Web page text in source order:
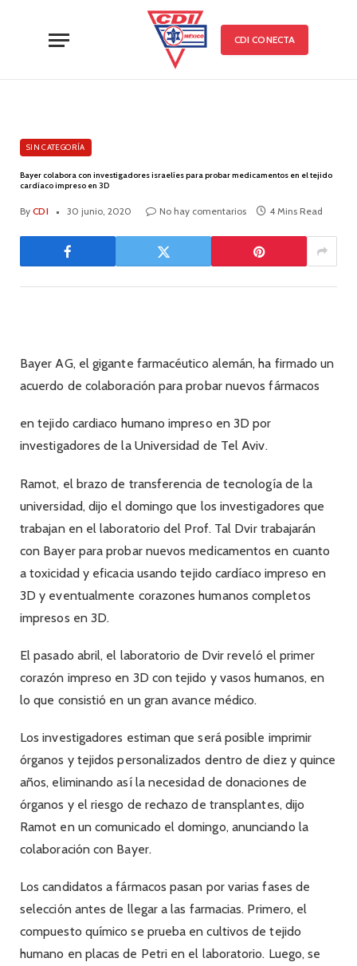
CDI CONECTA
SIN CATEGORÍA
Bayer colabora con investigadores israelíes para probar medicamentos en el tejido
cardíaco impreso en 3D
By CDI 30 junio, 2020 No hay comentarios 4 Mins Read
Bayer AG, el gigante farmacéutico alemán, ha firmado un
acuerdo de colaboración para probar nuevos fármacos
en tejido cardiaco humano impreso en 3D por
investigadores de la Universidad de Tel Aviv.
Ramot, el brazo de transferencia de tecnología de la
universidad, dijo el domingo que los investigadores que
trabajan en el laboratorio del Prof. Tal Dvir trabajarán
con Bayer para probar nuevos medicamentos en cuanto
a toxicidad y eficacia usando tejido cardíaco impreso en
3D y eventualmente corazones humanos completos
impresos en 3D.
El pasado abril, el laboratorio de Dvir reveló el primer
corazón impreso en 3D con tejido y vasos humanos, en
lo que consistió en un gran avance médico.
Los investigadores estiman que será posible imprimir
órganos y tejidos personalizados dentro de diez y quince
años, eliminando así la necesidad de donaciones de
órganos y el riesgo de rechazo de transplantes, dijo
Ramot en un comunicado el domingo, anunciando la
colaboración con Bayer.
Los candidatos a fármacos pasan por varias fases de
selección antes de llegar a las farmacias. Primero, el
compuesto químico se prueba en cultivos de tejido
humano en placas de Petri en el laboratorio. Luego, se